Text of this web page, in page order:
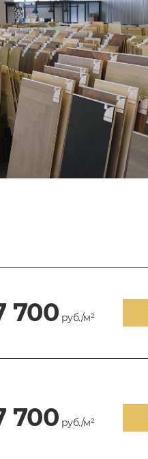
700 руб./м²
700 руб./м²